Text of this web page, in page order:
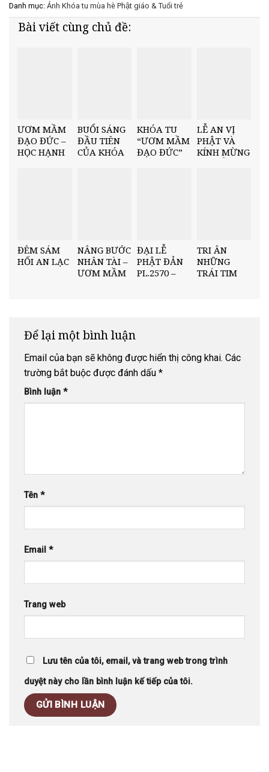
Danh mục: Ảnh Khóa tu mùa hè Phật giáo & Tuổi trẻ
Bài viết cùng chủ đề:
ƯƠM MẦM
ĐẠO ĐỨC –
HỌC HẠNH
BUỔI SÁNG
ĐẦU TIÊN
CỦA KHÓA
KHÓA TU
“ƯƠM MẦM
ĐẠO ĐỨC”
LỄ AN VỊ
PHẬT VÀ
KÍNH MỪNG
ĐÊM SÁM
HỐI AN LẠC
NÂNG BƯỚC
NHÂN TÀI –
ƯƠM MẦM
ĐẠI LỄ
PHẬT ĐẢN
PL.2570 –
TRI ÂN
NHỮNG
TRÁI TIM
Để lại một bình luận
Email của bạn sẽ không được hiển thị công khai. Các
trường bắt buộc được đánh dấu *
Bình luận *
Tên *
Email *
Trang web
Lưu tên của tôi, email, và trang web trong trình
duyệt này cho lần bình luận kế tiếp của tôi.